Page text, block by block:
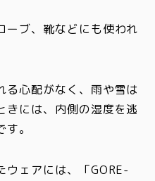
ーブ、靴などにも使われ
る心配がなく、雨や雪は
きには、内側の湿度を逃
。
ウェアには、「GORE-